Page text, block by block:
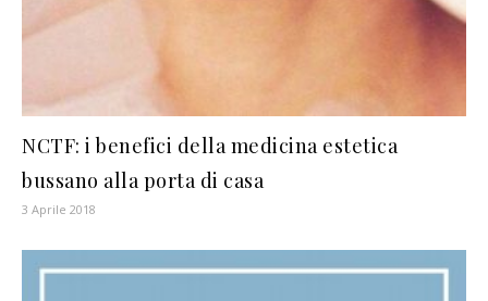
NCTF: i benefici della medicina estetica
bussano alla porta di casa
3 Aprile 2018